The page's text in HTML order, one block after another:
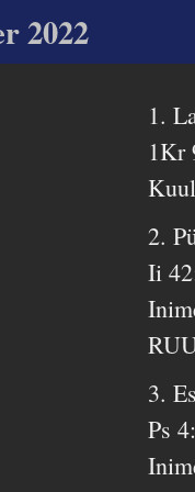
2022
1.
1Kr
2.
Ii
3.
Ps